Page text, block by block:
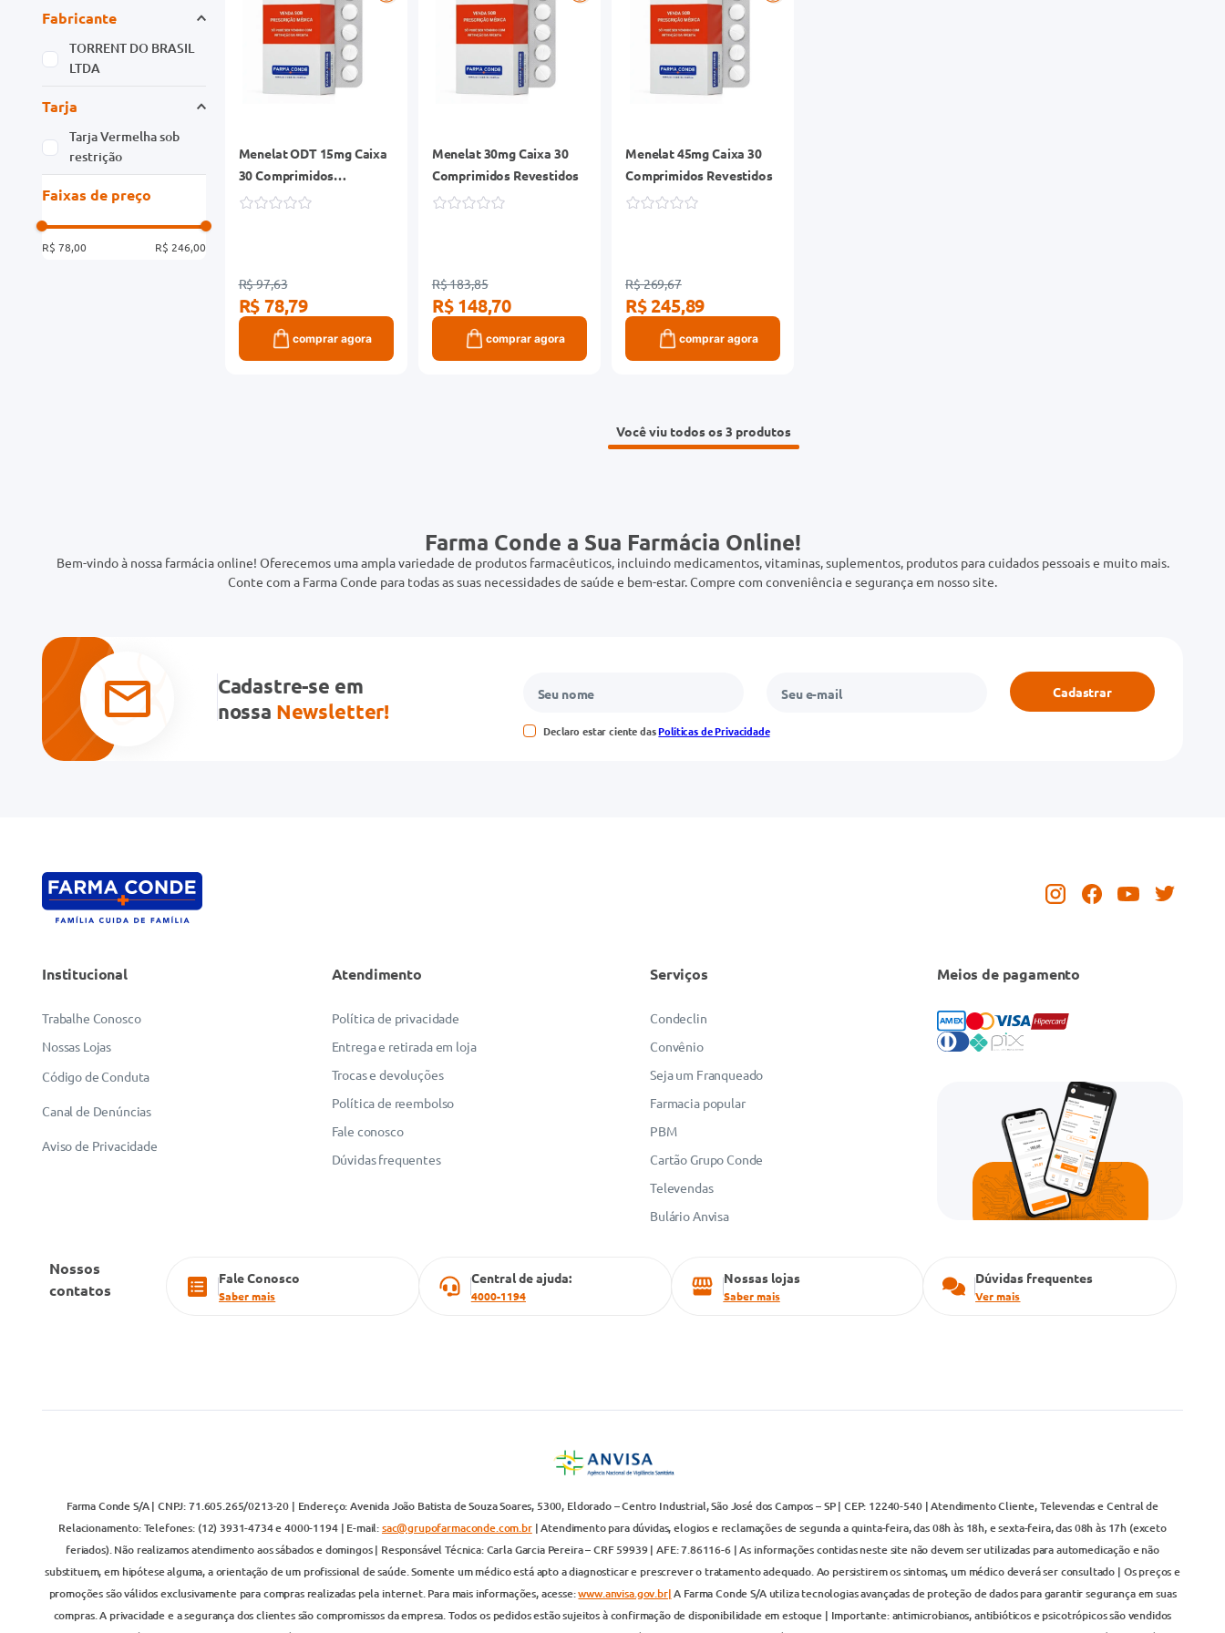
Fabricante
TORRENT DO BRASIL
LTDA
Tarja
Tarja Vermelha sob
restrição
Faixas de preço
R$ 78,00 R$ 246,00
Menelat ODT 15mg Caixa
30 Comprimidos
Orodispersíveis
R$ 97,63
R$ 78,79
comprar agora
Menelat 30mg Caixa 30
Comprimidos Revestidos
R$ 183,85
R$ 148,70
comprar agora
Menelat 45mg Caixa 30
Comprimidos Revestidos
R$ 269,67
R$ 245,89
comprar agora
Você viu todos os 3
Farma Conde a Sua Farmácia Online!
Bem-vindo à nossa farmácia online! Oferecemos uma ampla variedade de produtos farmacêuticos, incluindo medicamentos, vitaminas, suplementos, produtos para cuidados pessoais e muito mais.
Conte com a Farma Conde para todas as suas necessidades de saúde e bem-estar. Compre com conveniência e segurança em nosso site.
Cadastre-se em
nossa Newsletter!
Declaro estar ciente dasPolíticas de Privacidade
Cadastrar
Institucional
Trabalhe Conosco
Nossas Lojas
Código de Conduta
Canal de Denúncias
Aviso de Privacidade
Atendimento
Política de privacidade
Entrega e retirada em loja
Trocas e devoluções
Política de reembolso
Fale conosco
Dúvidas frequentes
Serviços
Condeclin
Convênio
Seja um Franqueado
Farmacia popular
PBM
Cartão Grupo Conde
Televendas
Bulário Anvisa
Meios de pagamento
Nossos
contatos
Fale Conosco
Saber mais
Central de ajuda:
4000-1194
Nossas lojas
Saber mais
Dúvidas frequentes
Ver mais
Farma Conde S/A | CNPJ: 71.605.265/0213-20 | Endereço: Avenida João Batista de Souza Soares, 5300, Eldorado – Centro Industrial, São José dos Campos – SP | CEP: 12240-540 | Atendimento Cliente, Televendas e Central de
Relacionamento: Telefones: (12) 3931-4734 e 4000-1194 | E-mail:sac@grupofarmaconde.com.br| Atendimento para dúvidas, elogios e reclamações de segunda a quinta-feira, das 08h às 18h, e sexta-feira, das 08h às 17h (exceto
feriados). Não realizamos atendimento aos sábados e domingos | Responsável Técnica: Carla Garcia Pereira – CRF 59939 | AFE: 7.86116-6 | As informações contidas neste site não devem ser utilizadas para automedicação e não
substituem, em hipótese alguma, a orientação de um profissional de saúde. Somente um médico está apto a diagnosticar e prescrever o tratamento adequado. Ao persistirem os sintomas, um médico deverá ser consultado | Os preços e
promoções são válidos exclusivamente para compras realizadas pela internet. Para mais informações, acesse:www.anvisa.gov.br|A Farma Conde S/A utiliza tecnologias avançadas de proteção de dados para garantir segurança em suas
compras. A privacidade e a segurança dos clientes são compromissos da empresa. Todos os pedidos estão sujeitos à confirmação de disponibilidade em estoque | Importante: antimicrobianos, antibióticos e psicotrópicos são vendidos